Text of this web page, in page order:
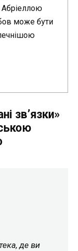
Абріеллою
може бути
зв’язки»
де ви